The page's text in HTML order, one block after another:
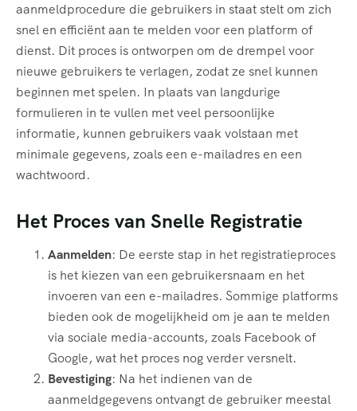
aanmeldprocedure die gebruikers in staat stelt om zich
snel en efficiënt aan te melden voor een platform of
dienst. Dit proces is ontworpen om de drempel voor
nieuwe gebruikers te verlagen, zodat ze snel kunnen
beginnen met spelen. In plaats van langdurige
formulieren in te vullen met veel persoonlijke
informatie, kunnen gebruikers vaak volstaan met
minimale gegevens, zoals een e-mailadres en een
wachtwoord.
Het Proces van Snelle Registratie
Aanmelden: De eerste stap in het registratieproces
is het kiezen van een gebruikersnaam en het
invoeren van een e-mailadres. Sommige platforms
bieden ook de mogelijkheid om je aan te melden
via sociale media-accounts, zoals Facebook of
Google, wat het proces nog verder versnelt.
Bevestiging: Na het indienen van de
aanmeldgegevens ontvangt de gebruiker meestal